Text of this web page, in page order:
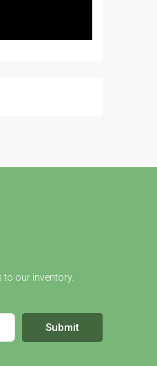
to our inventory.
Submit